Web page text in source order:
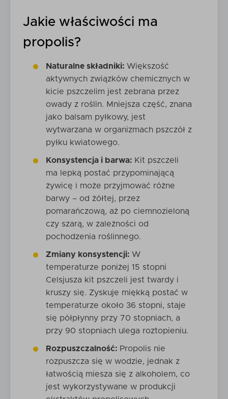
Jakie właściwości ma
propolis?
Naturalne składniki: Większość
aktywnych związków chemicznych w
kicie pszczelim jest zebrana przez
owady z roślin. Mniejsza część, znana
jako balsam pyłkowy, jest
wytwarzana w organizmach pszczół z
pyłku kwiatowego.
Konsystencja i barwa: Kit pszczeli
ma lepką postać przypominającą
żywicę i może przyjmować różne
barwy – od żółtej, przez
pomarańczową, aż po ciemnozieloną
czy szarą, w zależności od
pochodzenia roślinnego.
Zmiany konsystencji: W
temperaturze poniżej 15 stopni
Celsjusza kit pszczeli jest twardy i
kruszy się. Zyskuje miękką postać w
temperaturze około 36 stopni, staje
się półpłynny przy 70 stopniach, a
przy 90 stopniach ulega roztopieniu.
Rozpuszczalność: Propolis nie
rozpuszcza się w wodzie, jednak z
łatwością miesza się z alkoholem, co
jest wykorzystywane w produkcji